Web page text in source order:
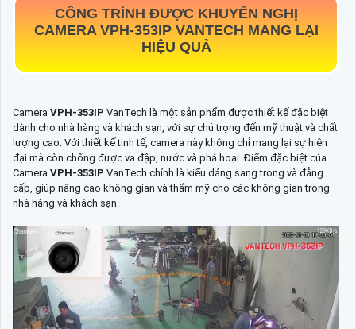
CÔNG TRÌNH ĐƯỢC KHUYẾN NGHỊ
CAMERA VPH-353IP VANTECH MANG LẠI
HIỆU QUẢ
Camera VPH-353IP VanTech là một sản phẩm được thiết kế đặc biệt
dành cho nhà hàng và khách sạn, với sự chú trọng đến mỹ thuật và chất
lượng cao. Với thiết kế tinh tế, camera này không chỉ mang lại sự hiện
đại mà còn chống được va đập, nước và phá hoại. Điểm đặc biệt của
Camera VPH-353IP VanTech chính là kiểu dáng sang trọng và đẳng
cấp, giúp nâng cao không gian và thẩm mỹ cho các không gian trong
nhà hàng và khách sạn.